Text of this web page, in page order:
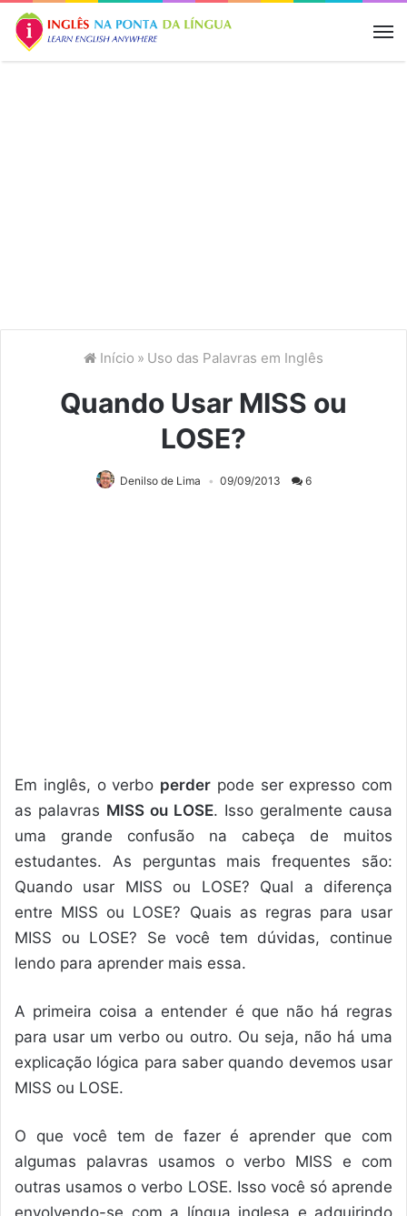
Início » Uso das Palavras em Inglês
Quando Usar MISS ou
LOSE?
Denilso de Lima 09/09/2013 6
Em inglês, o verbo perder pode ser expresso com
as palavras MISS ou LOSE. Isso geralmente causa
uma grande confusão na cabeça de muitos
estudantes. As perguntas mais frequentes são:
Quando usar MISS ou LOSE? Qual a diferença
entre MISS ou LOSE? Quais as regras para usar
MISS ou LOSE? Se você tem dúvidas, continue
lendo para aprender mais essa.
A primeira coisa a entender é que não há regras
para usar um verbo ou outro. Ou seja, não há uma
explicação lógica para saber quando devemos usar
MISS ou LOSE.
O que você tem de fazer é aprender que com
algumas palavras usamos o verbo MISS e com
outras usamos o verbo LOSE. Isso você só aprende
envolvendo-se com a língua inglesa e adquirindo